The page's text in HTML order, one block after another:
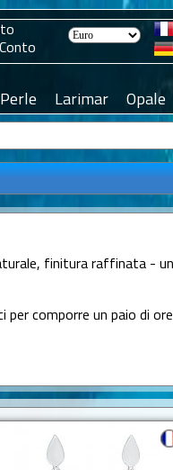
Larimar Opale
finitura raffinata -
comporre un paio di